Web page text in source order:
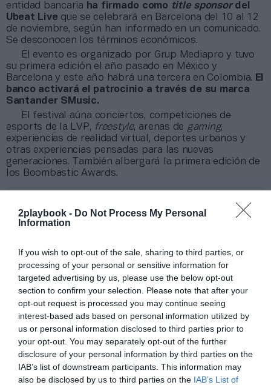
2playbook - Do Not Process My Personal
Information
If you wish to opt-out of the sale, sharing to third parties, or
processing of your personal or sensitive information for
targeted advertising by us, please use the below opt-out
section to confirm your selection. Please note that after your
opt-out request is processed you may continue seeing
interest-based ads based on personal information utilized by
us or personal information disclosed to third parties prior to
your opt-out. You may separately opt-out of the further
disclosure of your personal information by third parties on the
IAB’s list of downstream participants. This information may
also be disclosed by us to third parties on the IAB’s List of
Índex 2P
Banco Santander
entidad bancaria ha firmado como title sponsor del
Ubeat Live que se celebrará en Barcelona del 10 al 12
de noviembre, según han informado en un comunicado.
Se desconocen los términos económicos.
El evento es organizado por Grup Mediapro y tuvo
su primera edición el año pasado en México y
Barcelona y este año habrá una tercera en Colombia. El
banco activará el patrocinio a través de su marca
Santander SMusic.
El festival aúna conciertos, competiciones de
esports de la LVP, freestyle, arenas de gaming,
experiencias de realidad virtual, deportes urbanos y
otras experiencias pensadas para las nuevas
generaciones. También albergará la primera edición de
los Boombastic Awards.
como fuente preferida de Google
de forma gratuita
Mantente informado con las últimas noticias de actualidad.
Compartir
Imprimir